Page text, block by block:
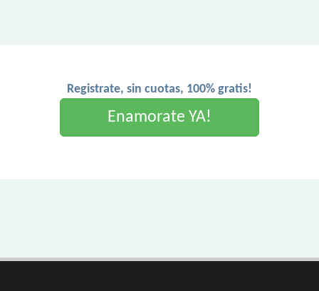
Registrate, sin cuotas, 100% gratis!
Enamorate YA!